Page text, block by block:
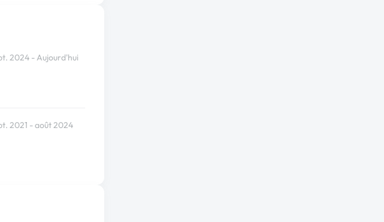
2024 - Aujourd'hui
2021 - août 2024